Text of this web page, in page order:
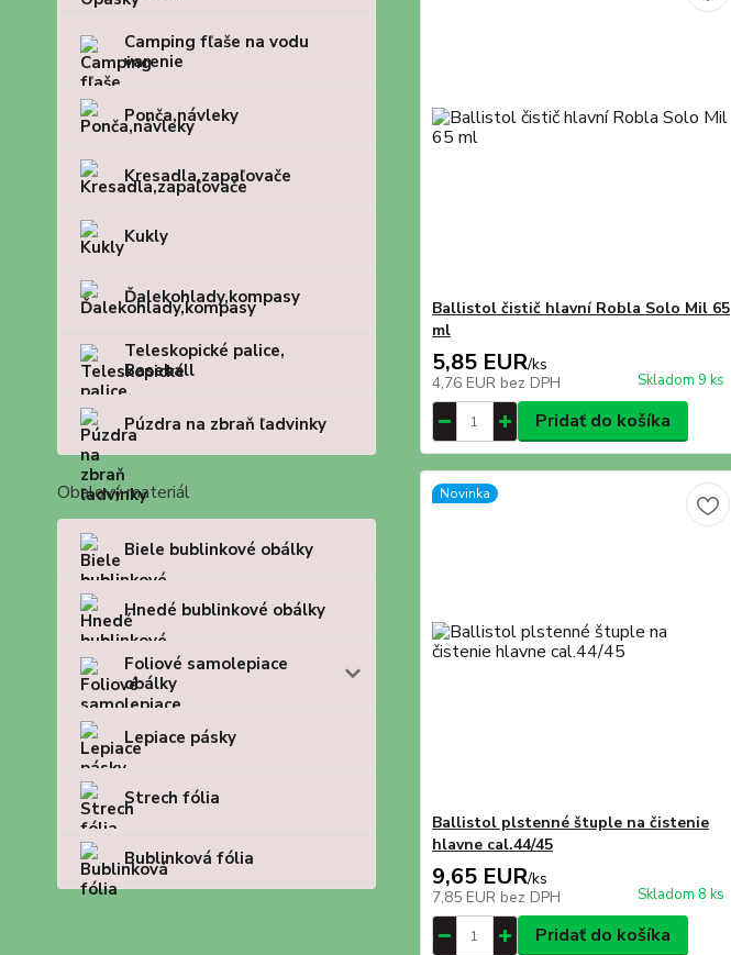
Camping fľaše na vodu
varenie
Ponča,návleky
Kresadla,zapaľovače
Kukly
Ďalekohlady,kompasy
Teleskopické palice,
Baseball
Púzdra na zbraň ľadvinky
Obalový materiál
Biele bublinkové obálky
Hnedé bublinkové obálky
Foliové samolepiace
obálky
Lepiace pásky
Strech fólia
Bublinková fólia
Ballistol čistič hlavní Robla Solo Mil 65
ml
5,85 EUR/ks
4,76 EUR bez DPH Skladom 9 ks
Pridať do košíka
Novinka
Ballistol plstenné štuple na čistenie
hlavne cal.44/45
9,65 EUR/ks
7,85 EUR bez DPH Skladom 8 ks
Pridať do košíka